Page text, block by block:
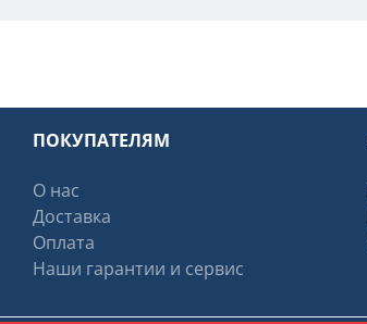
ПОКУПАТЕЛЯМ
О нас
Доставка
Оплата
Наши гарантии и сервис